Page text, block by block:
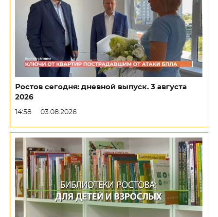
Ростов сегодня: дневной выпуск. 3 августа
2026
14:58 03.08.2026